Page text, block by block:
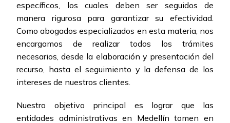
específicos, los cuales deben ser seguidos de
manera rigurosa para garantizar su efectividad.
Como abogados especializados en esta materia, nos
encargamos de realizar todos los trámites
necesarios, desde la elaboración y presentación del
recurso, hasta el seguimiento y la defensa de los
intereses de nuestros clientes.
Nuestro objetivo principal es lograr que las
entidades administrativas en Medellín tomen en